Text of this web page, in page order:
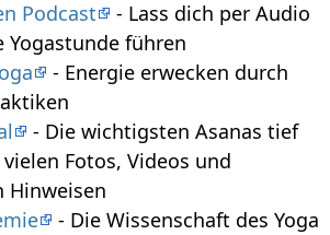
Podcast
- Lass dich per Audio
Yogastunde führen
- Energie erwecken durch
- Die wichtigsten Asanas tief
Fotos, Videos und
Hinweisen
- Die Wissenschaft des Yoga